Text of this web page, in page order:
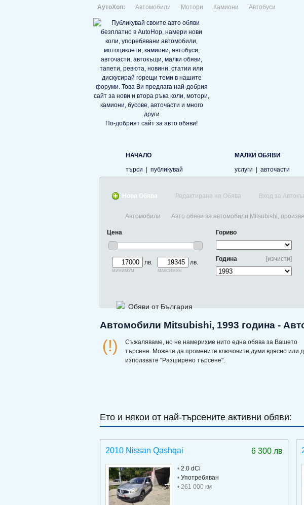
АутоХоп: Автомобили Мотори Камиони Автобуси
По-добрият сайт за авто обяви!
НАЧАЛО
търси
публикувай
МАЛКИ ОБЯВИ
услуги
авточасти
Нова Обява Редактиране на Обява Вход за
Автомобили Авто обяви за автомобили Mitsubishi,
Цена
лв.
минимум
лв.
максимум
Гориво
[изчисти]
Година
Обяви от България
Автомобили Mitsubishi, 1993 година -
(!)
Съжаляваме, но не намерихме нито една обява за Вашето
търсене. Можете да промените ключовите думи вдясно или
използвате "Разширено търсене".
Ето и някои от най-търсените активни обяви:
6 300 лв
2010 Nissan Qashqai
• 2.0 dCi
• Употребяван
• 261 000 км